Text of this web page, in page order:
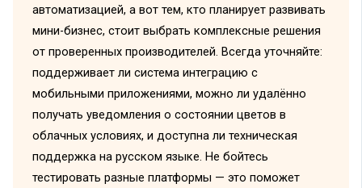
автоматизацией, а вот тем, кто планирует развивать
мини-бизнес, стоит выбрать комплексные решения
от проверенных производителей. Всегда уточняйте:
поддерживает ли система интеграцию с
мобильными приложениями, можно ли удалённо
получать уведомления о состоянии цветов в
облачных условиях, и доступна ли техническая
поддержка на русском языке. Не бойтесь
тестировать разные платформы — это поможет